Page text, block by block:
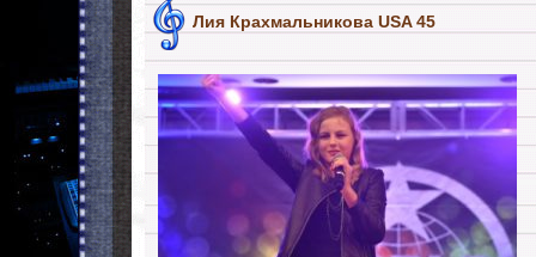
Лия Крахмальникова USA 45